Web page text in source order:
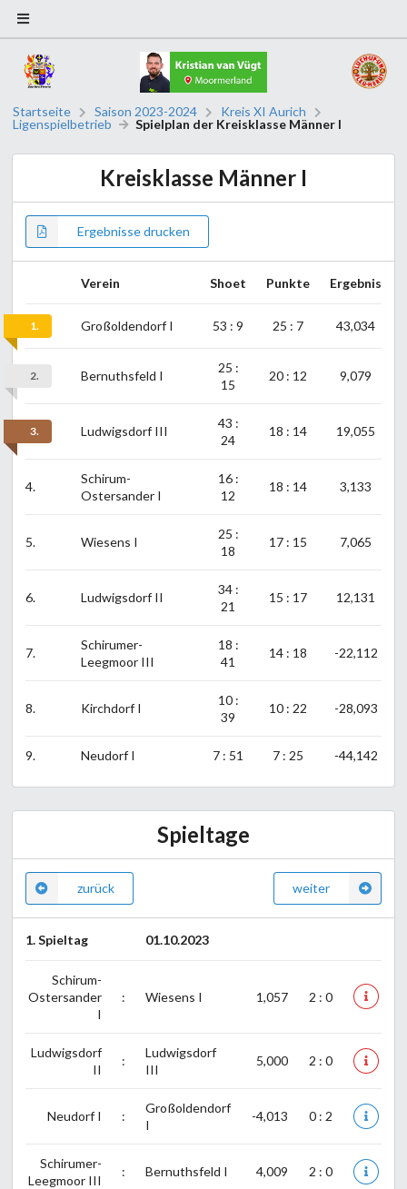
Startseite Saison 2023-2024
Kreis XI Aurich
Ligenspielbetrieb
Spielplan der Kreisklasse Männer I
Kreisklasse Männer I
Ergebnisse drucken
Verein Shoet Punkte Ergebnis
1. Großoldendorf I 53 : 9 25 : 7 43,034
2. Bernuthsfeld I
25 :
15
20 : 12 9,079
3. Ludwigsdorf III
43 :
24
18 : 14 19,055
4.
Schirum-
Ostersander I
16 :
12
18 : 14 3,133
5. Wiesens I
25 :
18
17 : 15 7,065
6. Ludwigsdorf II
34 :
21
15 : 17 12,131
7.
Schirumer-
Leegmoor III
18 :
41
14 : 18 -22,112
8. Kirchdorf I
10 :
39
10 : 22 -28,093
9. Neudorf I 7 : 51 7 : 25 -44,142
Spieltage
zurück weiter
1. Spieltag 01.10.2023
Schirum-
Ostersander
I
: Wiesens I 1,057 2 : 0
Ludwigsdorf
II
:
Ludwigsdorf
III
5,000 2 : 0
Neudorf I :
Großoldendorf
I
-4,013 0 : 2
Schirumer-
Leegmoor III
: Bernuthsfeld I 4,009 2 : 0